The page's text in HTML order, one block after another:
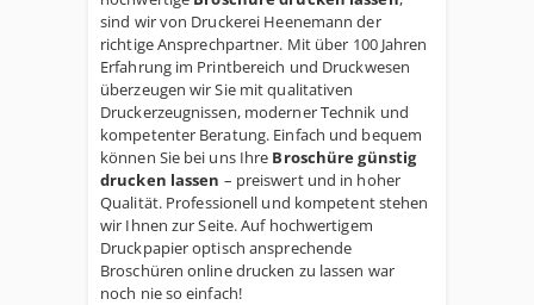
sind wir von Druckerei Heenemann der
richtige Ansprechpartner. Mit über 100 Jahren
Erfahrung im Printbereich und Druckwesen
überzeugen wir Sie mit qualitativen
Druckerzeugnissen, moderner Technik und
kompetenter Beratung. Einfach und bequem
können Sie bei uns Ihre Broschüre günstig
drucken lassen – preiswert und in hoher
Qualität. Professionell und kompetent stehen
wir Ihnen zur Seite. Auf hochwertigem
Druckpapier optisch ansprechende
Broschüren online drucken zu lassen war
noch nie so einfach!